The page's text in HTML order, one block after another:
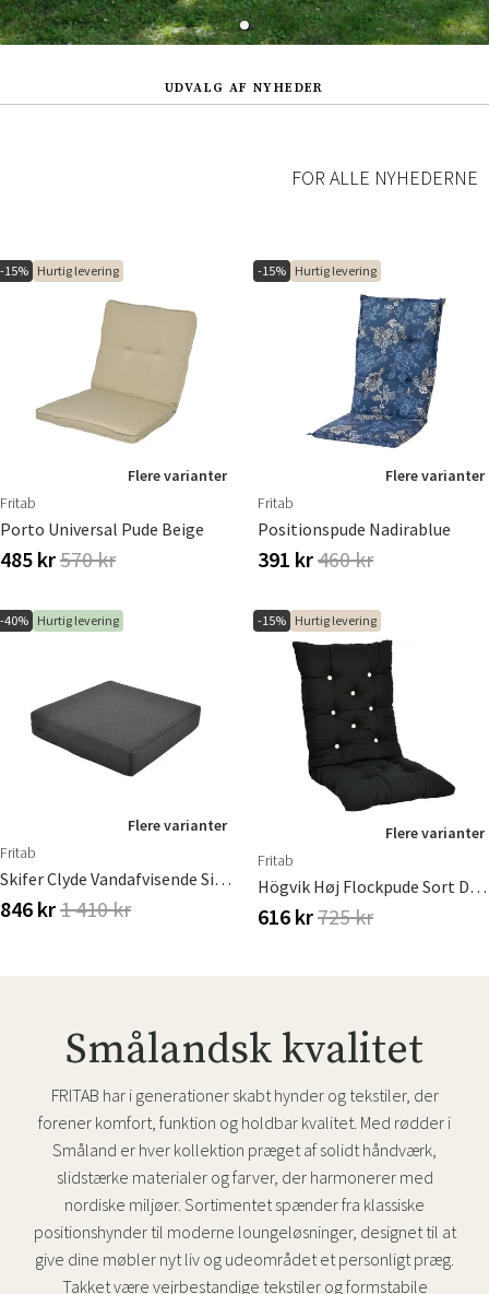
UDVALG AF NYHEDER
FOR ALLE NYHEDERNE
-15% Hurtig levering
Flere varianter
Fritab
Porto Universal Pude Beige
485 kr570 kr
-15% Hurtig levering
Flere varianter
Fritab
Positionspude Nadirablue
391 kr460 kr
-40% Hurtig levering
Flere varianter
Fritab
Skifer Clyde Vandafvisende Siddehynde
846 kr1 410 kr
-15% Hurtig levering
Flere varianter
Fritab
Högvik Høj Flockpude Sort Dralon
616 kr725 kr
Smålandsk kvalitet
FRITAB har i generationer skabt hynder og tekstiler, der
forener komfort, funktion og holdbar kvalitet. Med rødder i
Småland er hver kollektion præget af solidt håndværk,
slidstærke materialer og farver, der harmonerer med
nordiske miljøer. Sortimentet spænder fra klassiske
positionshynder til moderne loungeløsninger, designet til at
give dine møbler nyt liv og udeområdet et personligt præg.
Takket være vejrbestandige tekstiler og formstabile